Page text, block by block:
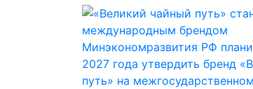
Минэкономразвития РФ
2027 года утвердить бренд
путь» на